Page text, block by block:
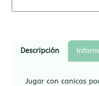
Descripción
Jugar con canicas